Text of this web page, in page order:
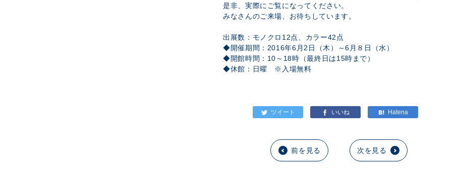
是非、実際にご覧になってください。
みなさんのご来場、お待ちしています。
出展数：モノクロ12点、カラー42点
◆開催期間：2016年6月2日（木）～6月８日（水）
◆開館時間：10～18時（最終日は15時まで）
◆休館：日曜 ※入場無料
前を見る 次を見る